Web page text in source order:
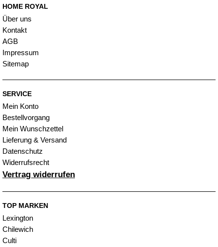
HOME ROYAL
Über uns
Kontakt
AGB
Impressum
Sitemap
SERVICE
Mein Konto
Bestellvorgang
Mein Wunschzettel
Lieferung & Versand
Datenschutz
Widerrufsrecht
Vertrag widerrufen
TOP MARKEN
Lexington
Chilewich
Culti